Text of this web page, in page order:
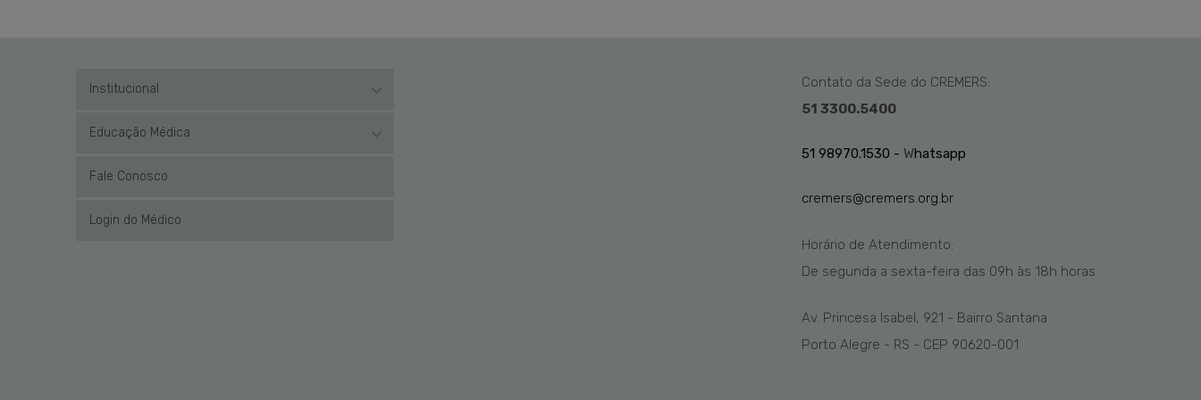
Institucional
Educação Médica
Fale Conosco
Login do Médico
Contato da Sede do CREMERS:
51 3300.5400
51 98970.1530 - Whatsapp
cremers@cremers.org.br
Horário de Atendimento:
De segunda a sexta-feira das 09h às 18h horas
Av. Princesa Isabel, 921 - Bairro Santana
Porto Alegre - RS - CEP 90620-001